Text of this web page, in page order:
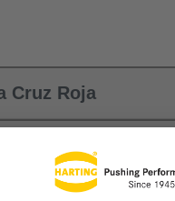
Cruz Roja